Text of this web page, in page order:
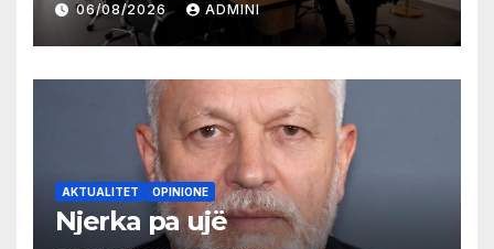
06/08/2026 ADMINI
AKTUALITET OPINIONE
Njerka pa ujë